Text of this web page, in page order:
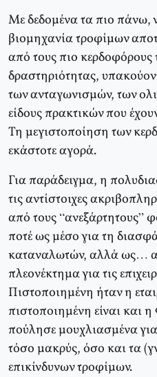
Με δεδομένα τα πιο πάνω,
βιομηχανία τροφίμων
από τους πιο κερδοφόρους
δραστηριότητας,
των ανταγωνισμών, των
είδους πρακτικών που
Τη μεγιστοποίηση των
εκάστοτε αγορά.
Για παράδειγμα, η
τις αντίστοιχες
από τους “ανεξάρτητους”
ποτέ ως μέσο για τη
καταναλωτών, αλλά ως…
πλεονέκτημα για τις
Πιστοποιημένη ήταν η
πιστοποιημένη είναι
πούλησε μουχλιασμένα
τόσο μακρύς, όσο και τα
επικίνδυνων τροφίμων.